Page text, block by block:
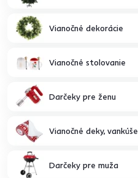
Vianočné dekorácie
Vianočné stolovanie
Darčeky pre ženu
Vianočné deky, vankúše
Darčeky pre muža